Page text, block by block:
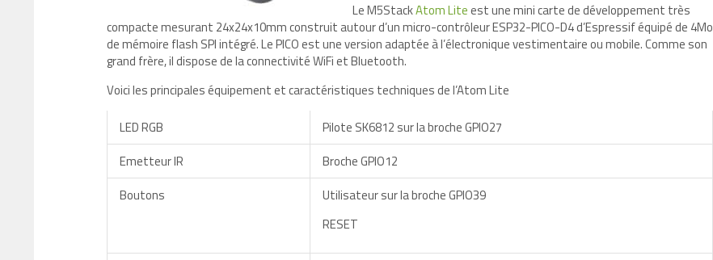
Le M5StackAtom Liteest une mini carte de développement très
compacte mesurant 24x24x10mm construit autour d’un micro-contrôleur ESP32-PICO-D4 d’Espressif équipé de 4Mo
de mémoire flash SPI intégré. Le PICO est une version adaptée à l’électronique vestimentaire ou mobile. Comme son
grand frère, il dispose de la connectivité WiFi et Bluetooth.
Voici les principales équipement et caractéristiques techniques de l’Atom Lite
LED RGB
Pilote SK6812 sur la broche GPIO27
Emetteur IR
Broche GPIO12
Boutons
Utilisateur sur la broche GPIO39
RESET